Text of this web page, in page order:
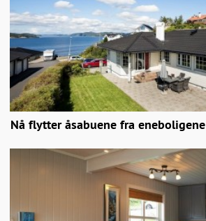
Nå flytter åsabuene fra eneboligene